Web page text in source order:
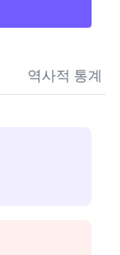
역사적 통계